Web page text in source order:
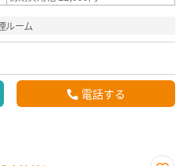
ルーム
電話する